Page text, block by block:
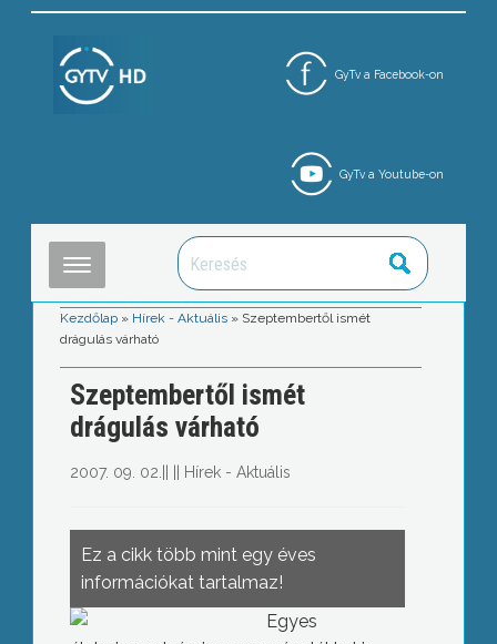
GyTv a Facebook-on
GyTv a Youtube-on
Kezdőlap » Hírek - Aktuális » Szeptembertől ismét
drágulás várható
Szeptembertől ismét
drágulás várható
2007. 09. 02. Hírek - Aktuális
Ez a cikk több mint egy éves
információkat tartalmaz!
Egyes